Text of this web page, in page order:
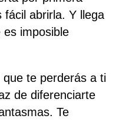
abrirla. Y llega
imposible
te perderás a ti
de diferenciarte
Te